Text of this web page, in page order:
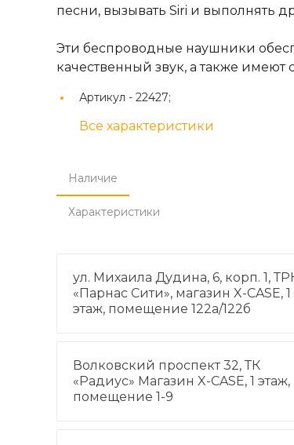
песни, вызывать Siri и выполнять
Эти беспроводные наушники
качественный звук, а также
Артикул - 22427;
Все характеристики
Наличие
Характеристики
ул. Михаила Дудина, 6, корп. 1,
«Парнас Сити», магазин X-CASE, 1
этаж, помещение 122а/122б
Волковский проспект 32, ТК
«Радиус» Магазин X-CASE, 1 этаж,
помещение 1-9